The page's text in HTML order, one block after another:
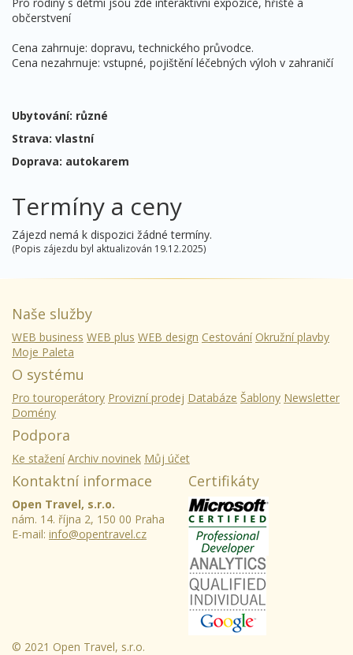
občerstvení
Cena zahrnuje: dopravu, technického průvodce.
Cena nezahrnuje: vstupné, pojištění léčebných výloh v zahraničí
Ubytování: různé
Strava: vlastní
Doprava: autokarem
Termíny a ceny
Zájezd nemá k dispozici žádné termíny.
(Popis zájezdu byl aktualizován 19.12.2025)
Naše služby
WEB business WEB plus WEB design Cestování Okružní plavby
Moje Paleta
O systému
Pro touroperátory Provizní prodej Databáze Šablony Newsletter
Domény
Podpora
Ke stažení Archiv novinek Můj účet
Kontaktní informace
Open Travel, s.r.o.
nám. 14. října 2, 150 00 Praha
E-mail: info@opentravel.cz
Certifikáty
© 2021 Open Travel, s.r.o.